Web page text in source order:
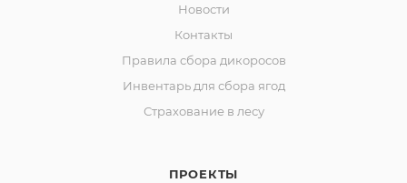
Новости
Контакты
Правила сбора дикоросов
Инвентарь для сбора ягод
Страхование в лесу
ПРОЕКТЫ